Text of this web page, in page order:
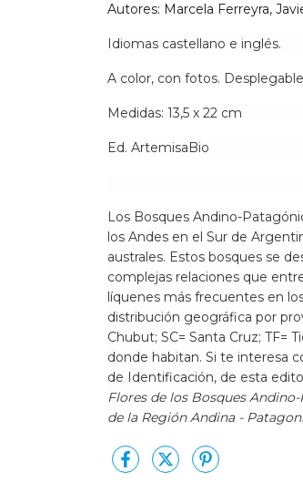
Autores: Marcela Ferreyra,
Idiomas castellano e inglés.
A color, con fotos.
Medidas: 13,5 x 22 cm
Ed. ArtemisaBio
Los Bosques Andino-
los Andes en el Sur de
australes. Estos bosques se
complejas relaciones que
líquenes más frecuentes en
distribución geográfica por
Chubut; SC= Santa Cruz; TF=
donde habitan. Si te interesa
de Identificación, de esta
Flores de los Bosques
de la Región Andina -